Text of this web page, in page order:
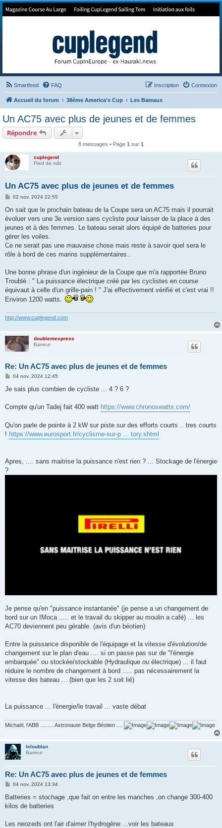
Forum de Cup In Europe
Smartfeed FAQ Connexion
Inscription
Accueil du forum 38ème America's Cup Les Bateaux
Un AC75 avec plus de jeunes et de femmes
Répondre
8 messages • Page 1 sur 1
cuplegend
Pied de mât
Un AC75 avec plus de jeunes et de femmes
M
s
a
g
02 nov. 2024 22:55
On sait que le prochain bateau de la Coupe sera un AC75 mais il pourrait
évoluer vers une 3e version sans cycliste pour laisser de la place à des
jeunes et à des femmes. Le bateau serait alors équipé de batteries pour
gérer les voiles.
Ce ne serait pas une mauvaise chose mais reste à savoir quel sera le
rôle à bord de ces marins supplémentaires..
Une bonne phrase d'un ingénieur de la Coupe que m'a rapportée Bruno
Troublé : " La puissance électrique créé par les cyclistes en course
équivaut à celle d'un grille-pain ! " J'ai effectivement vérifié et c'est vrai !!
Environ 1200 watts.
http://www.cuplegend.com
doublemexpress
Barreur
Re: Un AC75 avec plus de jeunes et de femmes
M
s
g
04 nov. 2024 12:45
Je sais plus combien de cycliste ... 4 ? 6 ?
Compte qu'un Tadej fait 400 watt https://www.chronoswatts.com/
Qu'on parle de pointe à 2 kW sur piste sur des efforts courts .. tres courts
! https://www.eurosport.fr/cyclisme-sur-p ... tory.shtml
Apres, .... sans maitrise la puissance n'est rien ? ... Stockage de l'énergie
?
Je pense qu'en "puissance instantanée" (je pense a un changement de
bord sur un IMoca ..... et le travail du skipper au moulin a café) ... les
AC70 deviennent peu gérable. (avis d'un béotien)
Entre la puissance disponible de l'équipage et la vitesse d'évolution/de
changement sur le plan d'eau .... si on passe pas sur de "l'énergie
embarquée" ou stockée/stockable (Hydraulique ou électrique) ... il faut
réduire le nombre de changement à bord ..... pas nécessairement la
vitesse des bateau ... (bien que les 2 soit lié)
La puissance ... l'énergie/le travail ... vaste débat
Michaël, l'ABB ......... Astronaute Belge Béotien ....
leloublan
Barreur
Re: Un AC75 avec plus de jeunes et de femmes
M
s
a
04 nov. 2024 13:34
Batteries = stochage ,que fait on entre les manches ,on change 300-400
kilos de batteries
Les neozeds ont l'air d'aimer l'hydrogène ...voir les bateaux